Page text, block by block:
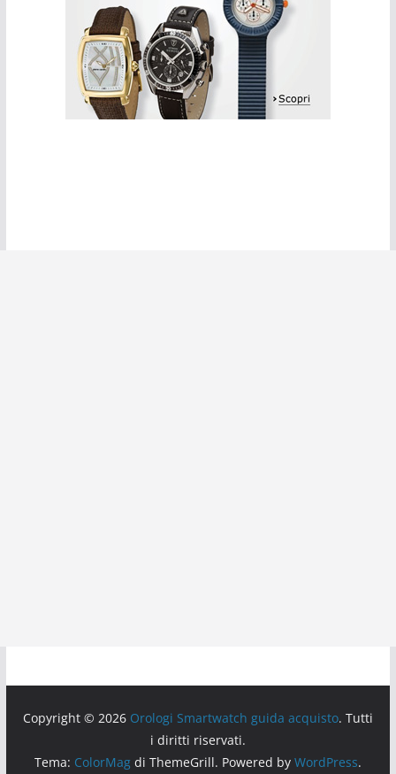
Copyright © 2026 Orologi Smartwatch guida acquisto. Tutti
i diritti riservati.
Tema: ColorMagdi ThemeGrill. Powered by WordPress.